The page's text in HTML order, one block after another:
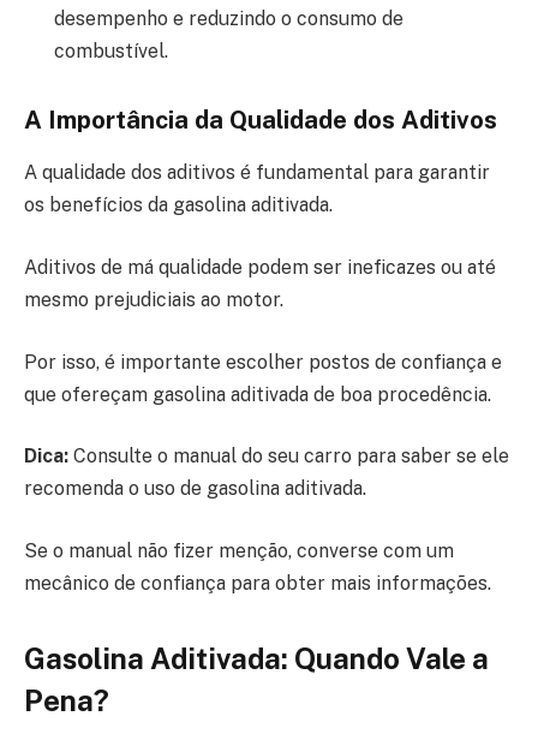
desempenho e reduzindo o consumo de
combustível.
A Importância da Qualidade dos Aditivos
A qualidade dos aditivos é fundamental para garantir
os benefícios da gasolina aditivada.
Aditivos de má qualidade podem ser ineficazes ou até
mesmo prejudiciais ao motor.
Por isso, é importante escolher postos de confiança e
que ofereçam gasolina aditivada de boa procedência.
Dica: Consulte o manual do seu carro para saber se ele
recomenda o uso de gasolina aditivada.
Se o manual não fizer menção, converse com um
mecânico de confiança para obter mais informações.
Gasolina Aditivada: Quando Vale a
Pena?